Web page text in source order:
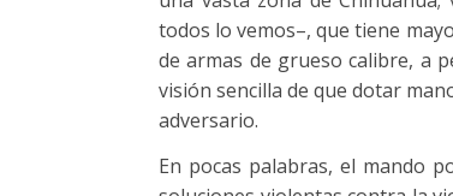
todos lo vemos–, que tiene
de armas de grueso calibre, a
visión sencilla de que dotar
adversario.
En pocas palabras, el mando